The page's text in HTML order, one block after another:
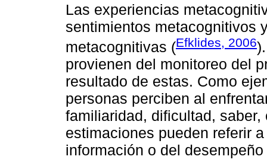
Las experiencias
sentimientos metacognitivos
metacognitivas (Efklides, 2006
provienen del monitoreo del
resultado de estas. Como
personas perciben al
familiaridad, dificultad,
estimaciones pueden referir
información o del